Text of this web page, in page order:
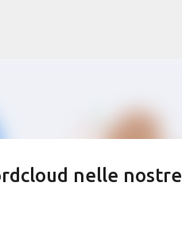
nelle nostre